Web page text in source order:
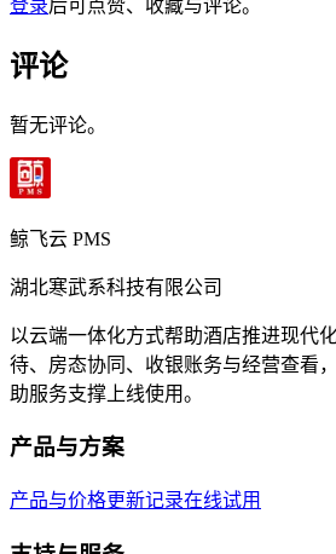
登录后可点赞、收藏与评论。
评论
暂无评论。
鲸飞云 PMS
湖北寒武系科技有限公司
以云端一体化方式帮助酒店推进现代
待、房态协同、收银账务与经营查看
助服务支撑上线使用。
产品与方案
产品与价格更新记录在线试用